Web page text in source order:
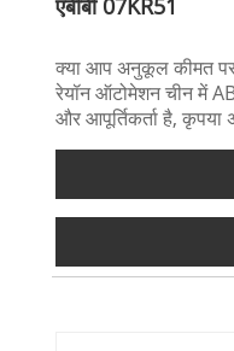
एबीबी 07KR51
क्या आप अनुकूल कीमत
रेयॉन ऑटोमेशन चीन में
और आपूर्तिकर्ता है,